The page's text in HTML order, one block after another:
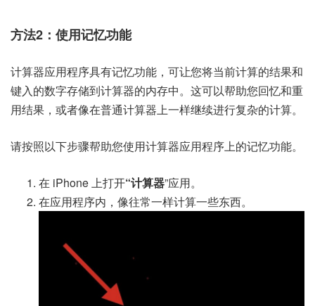
方法2：使用记忆功能
计算器应用程序具有记忆功能，可让您将当前计算的结果和
键入的数字存储到计算器的内存中。这可以帮助您回忆和重
用结果，或者像在普通计算器上一样继续进行复杂的计算。
请按照以下步骤帮助您使用计算器应用程序上的记忆功能。
在 iPhone 上打开“计算器”应用。
在应用程序内，像往常一样计算一些东西。